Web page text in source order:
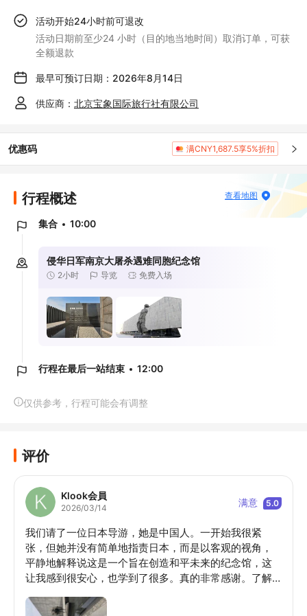
活动开始24小时前可退改
活动日期前至少24 小时（目的地当地时间）取消订单，可获
全额退款
最早可预订日期：2026年8月14日
供应商： 北京宝象国际旅行社有限公司
优惠码 满CNY1,687.5享5%折扣
行程概述 查看地图
集合 10:00
侵华日军南京大屠杀遇难同胞纪念馆
2小时 导览 免费入场
行程在最后一站结束 12:00
仅供参考，行程可能会有调整
评价
Klook会員
2026/03/14 满意 5.0
我们请了一位日本导游，她是中国人。一开始我很紧
张，但她并没有简单地指责日本，而是以客观的视角，
平静地解释说这是一个旨在创造和平未来的纪念馆，这
让我感到很安心，也学到了很多。真的非常感谢。了解
何遭受苦难。我认为日本人去参观会很有教育意义。了